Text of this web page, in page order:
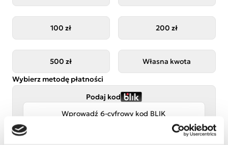
100 zł 200 zł
500 zł
Własna kwota
Wybierz metodę płatności
Podaj kod